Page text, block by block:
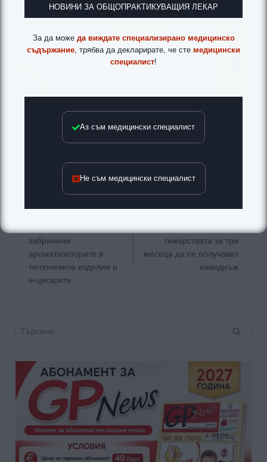
Навигация
ПРЕДИШНА
СЗО призова да бъдат
забранени
ароматизаторите в
тютюневите изделия и
е-цигарите
СЛЕДВАЩА
Обсъждат възможността
лекарствата за три
месеца да се получават
наведнъж
Търсене
НОВИНИ ЗА ОБЩОПРАКТИКУВАЩИЯ ЛЕКАР
За да може да виждате специализирано медицинско
съдържание , трябва да декларирате, че сте медицински
специалист!
Аз съм медицински специалист
Не съм медицински специалист